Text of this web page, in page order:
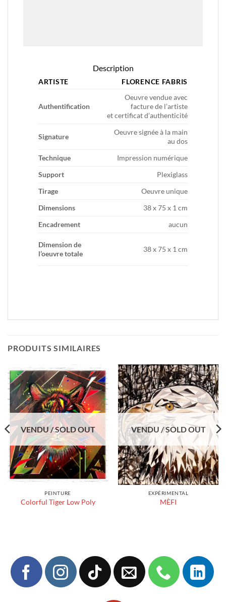
Description
ARTISTE FLORENCE FABRIS
Authentification
Oeuvre vendue avec
facture de l’artiste
et certificat d’authenticité
Signature
Oeuvre signée à la main
au dos
Technique
Impression numérique
Support
Plexiglass
Tirage
Oeuvre unique
Dimensions
38 x 75 x 1 cm
Encadrement
aucun
Dimension de
l’oeuvre totale
38 x 75 x 1 cm
PRODUITS SIMILAIRES
VENDU / SOLD OUT
PEINTURE
Colorful Tiger Low Poly
VENDU / SOLD OUT
EXPÉRIMENTAL
MÈFI